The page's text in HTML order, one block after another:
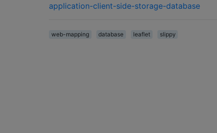
application-client-side-storage-database
web-mapping database leaflet slippy